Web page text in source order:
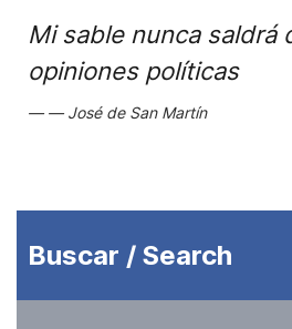
Mi sable nunca saldrá
opiniones políticas
José de San Martín
Buscar / Search